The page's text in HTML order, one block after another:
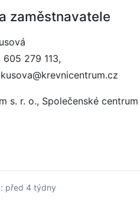
zaměstnavatele
279 113,
s. r. o., Společenské centrum
před 4 týdny